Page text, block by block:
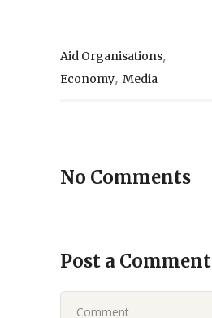
Aid Organisations,
Economy, Media
No Comments
Post a Comment